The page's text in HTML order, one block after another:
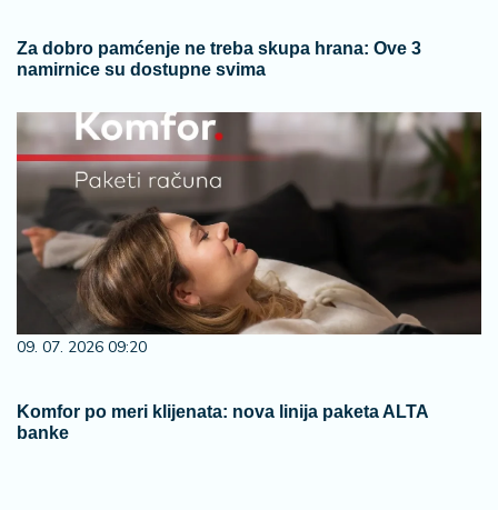
Za dobro pamćenje ne treba skupa hrana: Ove 3
namirnice su dostupne svima
09. 07. 2026 09:20
Komfor po meri klijenata: nova linija paketa ALTA
banke